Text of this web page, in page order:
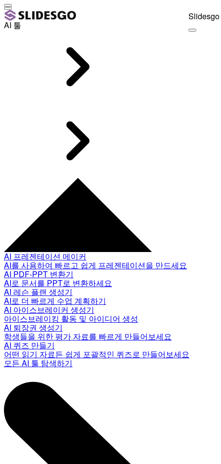
AI 툴
AI 프레젠테이션 메이커
AI를 사용하여 빠르고 쉽게 프레젠테이션을 만드세요
AI PDF-PPT 변환기
AI로 문서를 PPT로 변환하세요
AI 레슨 플랜 생성기
AI로 더 빠르게 수업 계획하기
AI 아이스브레이커 생성기
아이스브레이킹 활동 및 아이디어 생성
AI 퇴장권 생성기
학생들을 위한 평가 자료를 빠르게 만들어보세요
AI 퀴즈 만들기
어떤 읽기 자료든 쉽게 포괄적인 퀴즈로 만들어보세요
모든 AI 툴 탐색하기